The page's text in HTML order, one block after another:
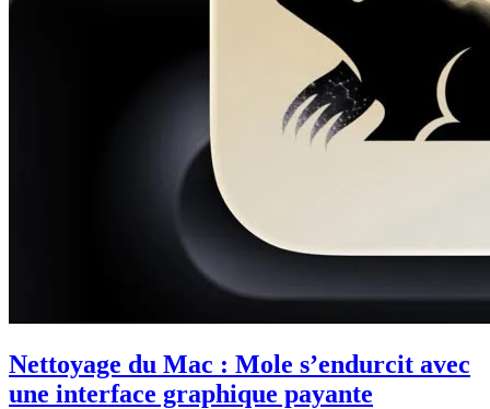
Nettoyage du Mac : Mole s’endurcit avec
une interface graphique payante